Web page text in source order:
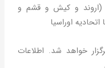
(اروند و کیش و قشم و
اوراسیا
در اوایل سال ۱۳۹۹ برگزار خواهد شد. اطلاعات